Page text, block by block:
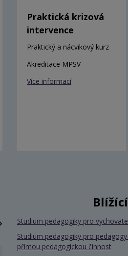
Praktická krizová
intervence
Praktický a nácvikový kurz
Akreditace MPSV
Více informací
Studium pedagogiky pro
Studium pedagogiky pro
přímou pedagogickou činnost